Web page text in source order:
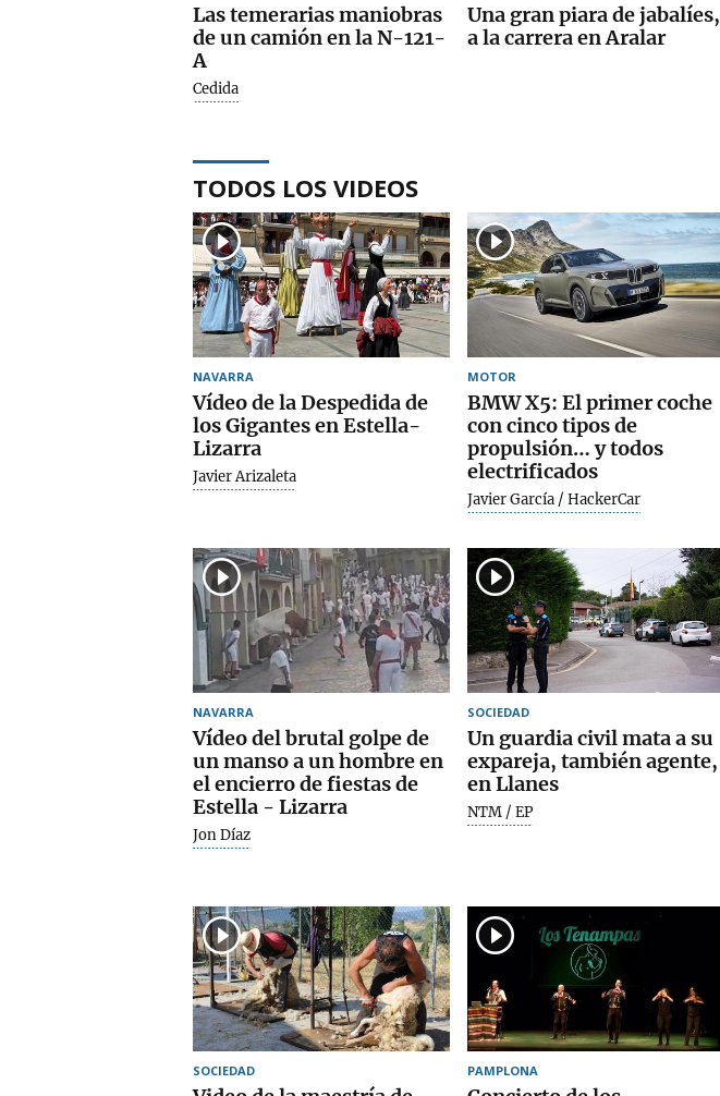
Las temerarias maniobras
de un camión en la N-121-
A
Cedida
Una gran piara de jabalíes,
a la carrera en Aralar
TODOS LOS VIDEOS
NAVARRA
Vídeo de la Despedida de
los Gigantes en Estella-
Lizarra
Javier Arizaleta
MOTOR
BMW X5: El primer coche
con cinco tipos de
propulsión… y todos
electrificados
Javier García / HackerCar
NAVARRA
Vídeo del brutal golpe de
un manso a un hombre en
el encierro de fiestas de
Estella - Lizarra
Jon Díaz
SOCIEDAD
Un guardia civil mata a su
expareja, también agente,
en Llanes
NTM / EP
SOCIEDAD PAMPLONA